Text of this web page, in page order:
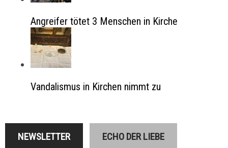
Angreifer tötet 3 Menschen in Kirche
Vandalismus in Kirchen nimmt zu
NEWSLETTER ECHO DER LIEBE